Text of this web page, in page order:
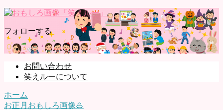
フォローする
お問い合わせ
笑えルーについて
ホーム
お正月おもしろ画像🎍